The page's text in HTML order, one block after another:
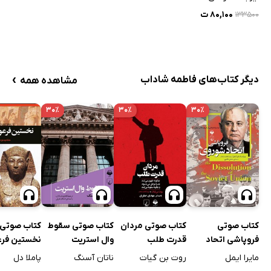
۱۳۳۵۰۰ ۸۰,۱۰۰ ت
دیگر کتاب‌های فاطمه شاداب مشاهده همه ›
۳۰٪
کتاب صوتی
فروپاشی اتحاد
شوروی
مایرا ایمل
۳۰٪
کتاب صوتی مردان
قدرت طلب
روت بن گیات
۳۰٪
کتاب صوتی سقوط
وال استریت
ناتان آسنگ
کتاب صوتی
نخستین
مؤنث
پاملا دل